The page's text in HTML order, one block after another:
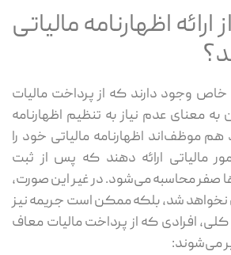
اظهارنامه مالیاتی
وجود دارند که از پرداخت مالیات
معنای عدم نیاز به تنظیم اظهارنامه
موظف‌اند اظهارنامه مالیاتی خود را
مالیاتی ارائه دهند که پس از ثبت
صفر محاسبه می‌شود. در غیر این صورت،
نخواهد شد، بلکه ممکن است جریمه نیز
افرادی که از پرداخت مالیات معاف
می‌شوند: